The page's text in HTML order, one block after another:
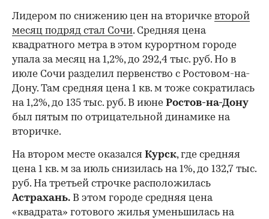
Лидером по снижению цен на вторичке второй
месяц подряд стал Сочи. Средняя цена
квадратного метра в этом курортном городе
упала за месяц на 1,2%, до 292,4 тыс. руб. Но в
июле Сочи разделил первенство с Ростовом-на-
Дону. Там средняя цена 1 кв. м тоже сократилась
на 1,2%, до 135 тыс. руб. В июне Ростов-на-Дону
был пятым по отрицательной динамике на
вторичке.
На втором месте оказался Курск, где средняя
цена 1 кв. м за июль снизилась на 1%, до 132,7 тыс.
руб. На третьей строчке расположилась
Астрахань. В этом городе средняя цена
«квадрата» готового жилья уменьшилась на